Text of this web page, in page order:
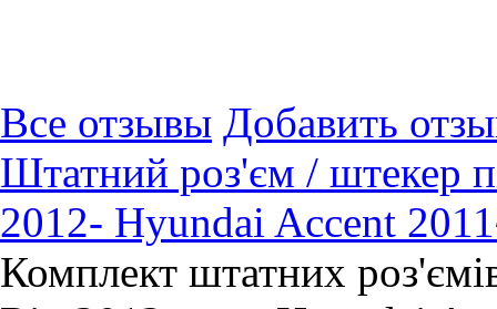
Все отзывы Добавить
Штатний роз'єм / штекер
2012- Hyundai Accent
Комплект штатних